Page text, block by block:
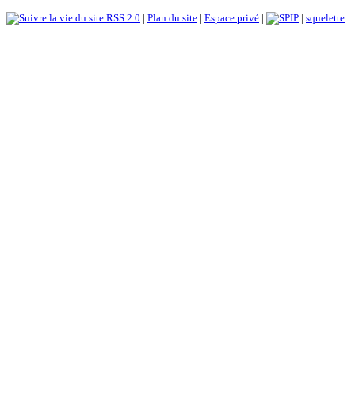
RSS 2.0 | Plan du site | Espace privé | | squelette